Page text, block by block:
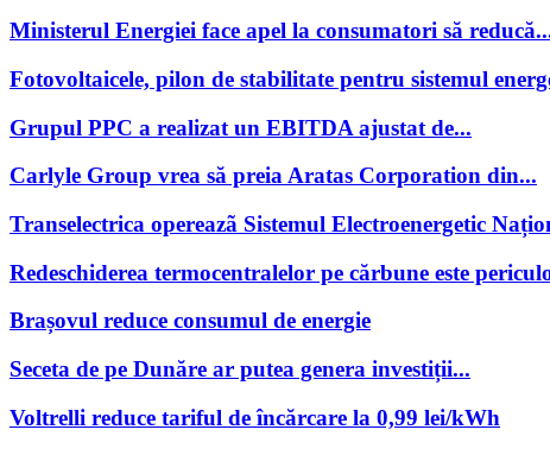
Ministerul Energiei face apel la consumatori să
Fotovoltaicele, pilon de stabilitate pentru sistemul
Grupul PPC a realizat un EBITDA ajustat de...
Carlyle Group vrea să preia Aratas Corporation din...
Transelectrica opereazã Sistemul Electroenergetic
Redeschiderea termocentralelor pe cărbune este
Brașovul reduce consumul de energie
Seceta de pe Dunăre ar putea genera investiții...
Voltrelli reduce tariful de încărcare la 0,99 lei/kWh